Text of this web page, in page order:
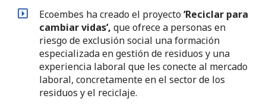
Ecoembes ha creado el proyecto ‘Reciclar para
cambiar vidas’, que ofrece a personas en
riesgo de exclusión social una formación
especializada en gestión de residuos y una
experiencia laboral que les conecte al mercado
laboral, concretamente en el sector de los
residuos y el reciclaje.